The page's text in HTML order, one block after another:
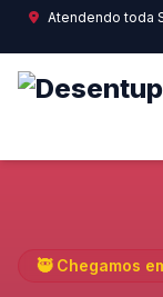
Atendendo toda
🥷 Chegamos